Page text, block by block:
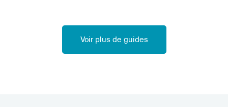
Voir plus de guides